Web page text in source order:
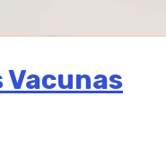
Vacunas